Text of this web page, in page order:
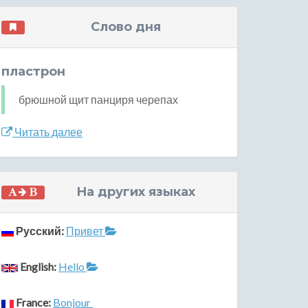
Слово дня
пластрон
брюшной щит панциря черепах
Читать далее
На других языках
Русский: Привет
English: Hello
France: Bonjour